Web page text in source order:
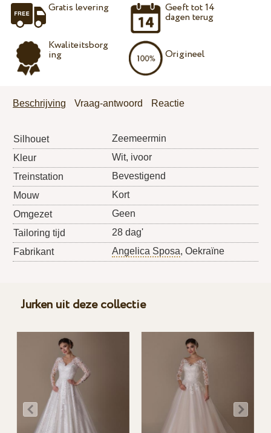
Gratis levering
Kwaliteitsborg
ing
Geeft tot 14
dagen terug
Origineel
Beschrijving Vraag-antwoord Reactie
Silhouet
Zeemeermin
Kleur
Wit, ivoor
Treinstation
Bevestigend
Mouw
Kort
Omgezet
Geen
Tailoring tijd
28 dag'
Fabrikant
Angelica Sposa, Oekraïne
Jurken uit deze collectie